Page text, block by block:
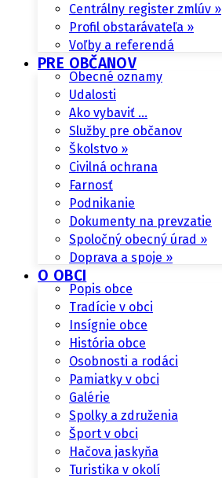
Centrálny register zmlúv »
Profil obstarávateľa »
Voľby a referendá
PRE OBČANOV
Obecné oznamy
Udalosti
Ako vybaviť …
Služby pre občanov
Školstvo »
Civilná ochrana
Farnosť
Podnikanie
Dokumenty na prevzatie
Spoločný obecný úrad »
Doprava a spoje »
O OBCI
Popis obce
Tradície v obci
Insígnie obce
História obce
Osobnosti a rodáci
Pamiatky v obci
Galérie
Spolky a združenia
Šport v obci
Hačova jaskyňa
Turistika v okolí